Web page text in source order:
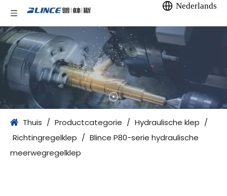
Nederlands
Thuis / Productcategorie / Hydraulische klep /
Richtingregelklep / Blince P80-serie hydraulische
meerwegregelklep